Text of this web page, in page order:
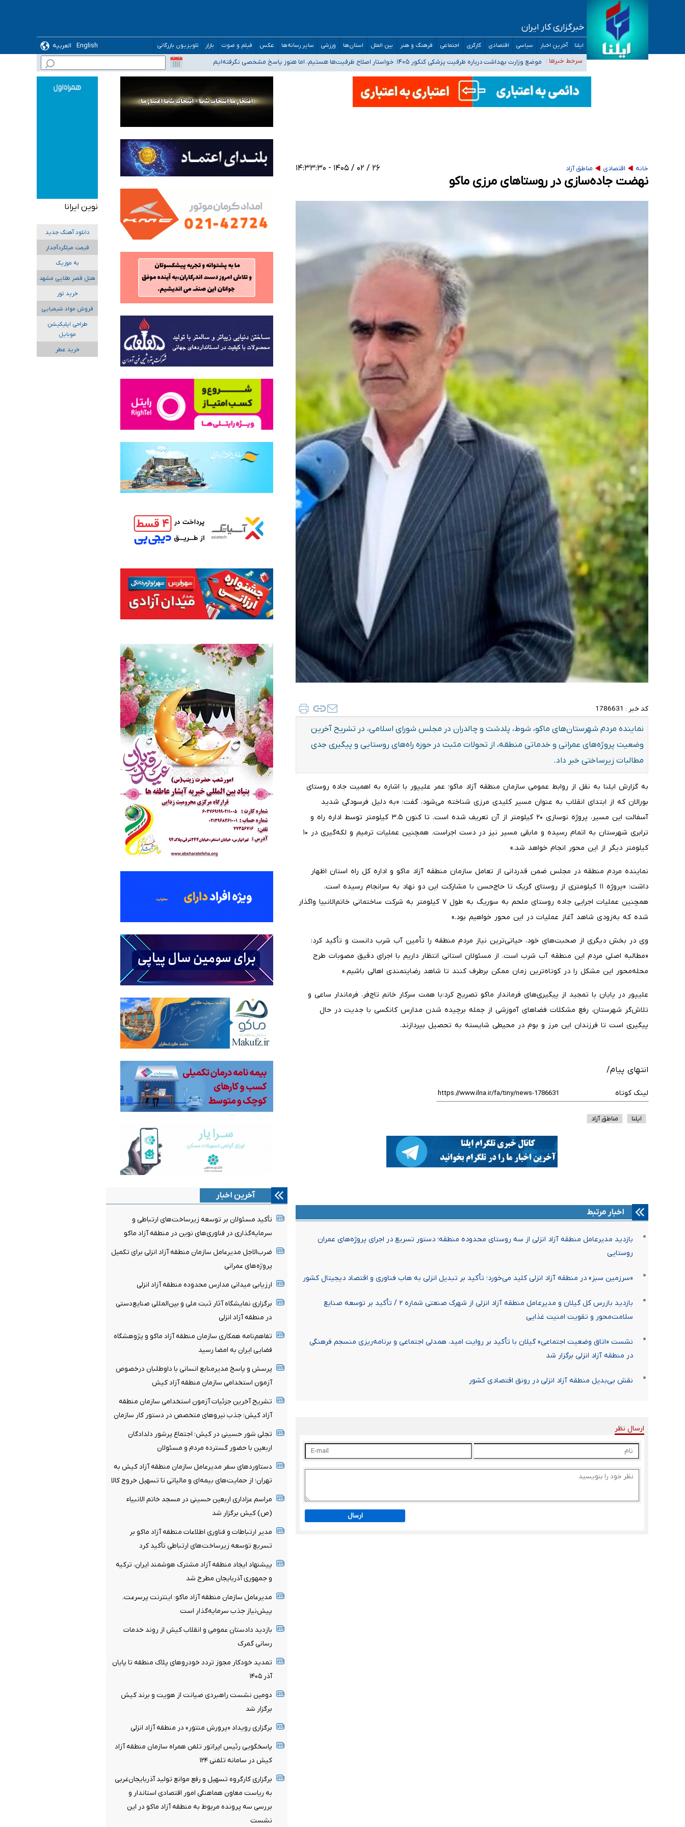
خبرگزاری کار ایران
ایلنا آخرین اخبار سیاسی اقتصادی کارگری اجتماعی فرهنگ و هنر بین الملل استان‌ها ورزشی سایر رسانه‌ها عکس فیلم و صوت بازار تلویزیون بازرگانی English
العربیه
سرخط خبرها :
۴۰ تا ۵۰ روز گرمای نسبی در پیش داریم/ دمای تهران به ۳۸ درجه می‌رسد
موضع وزارت بهداشت درباره ظرفیت پزشکی کنکور ۱۴۰۵: خواستار اصلاح ظرفیت‌ها هستیم، اما هنوز پاسخ مشخصی نگرفته‌ایم
تعویق آزمون ورودی دکترای تخصصی فرماندهی صحنه عملیات و دکترای تخصصی جغرافیای نظامی دافوس آجا
خبرنگاران راویان حقیقت با دغدغه نان، مسکن و بیمه
آخرین وضعیت شیوع عفونت‌های تنفسی در کشور/ خوزستان و کرمان بالاتر از آستانه هشدار
خانه اقتصادی مناطق آزاد ۲۶ / ۰۲ / ۱۴۰۵ - ۱۴:۳۳:۳۰
نهضت جاده‌سازی در روستاهای مرزی ماکو
کد خبر : 1786631
نماینده مردم شهرستان‌های ماکو، شوط، پلدشت و چالدران در مجلس شورای اسلامی، در تشریح آخرین
وضعیت پروژه‌های عمرانی و خدماتی منطقه، از تحولات مثبت در حوزه راه‌های روستایی و پیگیری جدی
مطالبات زیرساختی خبر داد.
به گزارش ایلنا به نقل از روابط عمومی سازمان منطقه آزاد ماکو؛ عمر علیپور با اشاره به اهمیت جاده روستای
بورالان که از ابتدای انقلاب به عنوان مسیر کلیدی مرزی شناخته می‌شود، گفت: «به دلیل فرسودگی شدید
آسفالت این مسیر، پروژه نوسازی ۲۰ کیلومتر از آن تعریف شده است. تا کنون ۳.۵ کیلومتر توسط اداره راه و
ترابری شهرستان به اتمام رسیده و مابقی مسیر نیز در دست اجراست. همچنین عملیات ترمیم و لکه‌گیری در ۱۰
کیلومتر دیگر از این محور انجام خواهد شد.»
نماینده مردم منطقه در مجلس ضمن قدردانی از تعامل سازمان منطقه آزاد ماکو و اداره کل راه استان اظهار
داشت: «پروژه ۱۱ کیلومتری از روستای گریک تا حاج‌حسن با مشارکت این دو نهاد به سرانجام رسیده است.
همچنین عملیات اجرایی جاده روستای ملحم به سوریگ به طول ۷ کیلومتر به شرکت ساختمانی خاتم‌الانبیا واگذار
شده که به‌زودی شاهد آغاز عملیات در این محور خواهیم بود.»
وی در بخش دیگری از صحبت‌های خود، حیاتی‌ترین نیاز مردم منطقه را تأمین آب شرب دانست و تأکید کرد:
«مطالبه اصلی مردم این منطقه آب شرب است. از مسئولان استانی انتظار داریم با اجرای دقیق مصوبات طرح
محله‌محور این مشکل را در کوتاه‌ترین زمان ممکن برطرف کنند تا شاهد رضایتمندی اهالی باشیم.»
علیپور در پایان با تمجید از پیگیری‌های فرماندار ماکو تصریح کرد:با همت سرکار خانم تاج‌فر، فرماندار ساعی و
تلاش‌گر شهرستان، رفع مشکلات فضاهای آموزشی از جمله برچیده شدن مدارس کانکسی با جدیت در حال
پیگیری است تا فرزندان این مرز و بوم در محیطی شایسته به تحصیل بپردازند.
انتهای پیام/
لینک کوتاه
ایلنا مناطق آزاد
اخبار مرتبط
بازدید مدیرعامل منطقه آزاد انزلی از سه روستای محدوده منطقه؛ دستور تسریع در اجرای پروژه‌های عمران
روستایی
«سرزمین سبز» در منطقه آزاد انزلی کلید می‌خورد؛ تأکید بر تبدیل انزلی به هاب فناوری و اقتصاد دیجیتال کشور
بازدید بازرس کل گیلان و مدیرعامل منطقه آزاد انزلی از شهرک صنعتی شماره ۲ / تأکید بر توسعه صنایع
سلامت‌محور و تقویت امنیت غذایی
نشست «اتاق وضعیت اجتماعی» گیلان با تأکید بر روایت امید، همدلی اجتماعی و برنامه‌ریزی منسجم فرهنگی
در منطقه آزاد انزلی برگزار شد
نقش بی‌بدیل منطقه آزاد انزلی در رونق اقتصادی کشور
ارسال نظر
ارسال
آخرین اخبار
تأکید مسئولان بر توسعه زیرساخت‌های ارتباطی و
سرمایه‌گذاری در فناوری‌های نوین در منطقه آزاد ماکو
ضرب‌الاجل مدیرعامل سازمان منطقه آزاد انزلی برای تکمیل
پروژه‌های عمرانی
ارزیابی میدانی مدارس محدوده منطقه آزاد انزلی
برگزاری نمایشگاه آثار ثبت ملی و بین‌المللی صنایع‌دستی
در منطقه آزاد انزلی
تفاهم‌نامه همکاری سازمان منطقه آزاد ماکو و پژوهشگاه
فضایی ایران به امضا رسید
پرسش و پاسخ مدیرمنابع انسانی با داوطلبان درخصوص
آزمون استخدامی سازمان منطقه آزاد کیش
تشریح آخرین جزئیات آزمون استخدامی سازمان منطقه
آزاد کیش؛ جذب نیروهای متخصص در دستور کار سازمان
تجلی شور حسینی در کیش؛ اجتماع پرشور دلدادگان
اربعین با حضور گسترده مردم و مسئولان
دستاوردهای سفر مدیرعامل سازمان منطقه آزاد کیش به
تهران؛ از حمایت‌های بیمه‌ای و مالیاتی تا تسهیل خروج کالا
مراسم عزاداری اربعین حسینی در مسجد خاتم ‌الانبیاء
(ص) کیش برگزار شد
مدیر ارتباطات و فناوری اطلاعات منطقه آزاد ماکو بر
تسریع توسعه زیرساخت‌های ارتباطی تأکید کرد
پیشنهاد ایجاد منطقه آزاد مشترک هوشمند ایران، ترکیه
و جمهوری آذربایجان مطرح شد
مدیرعامل سازمان منطقه آزاد ماکو: اینترنت پرسرعت،
پیش‌نیاز جذب سرمایه‌گذار است
بازدید دادستان عمومی و انقلاب کیش از روند خدمات
رسانی گمرک
تمدید خودکار مجوز تردد خودروهای پلاک منطقه تا پایان
آذر ۱۴۰۵
دومین نشست راهبردی صیانت از هویت و برند کیش
برگزار شد
برگزاری رویداد «پرورش منتور» در منطقه آزاد انزلی
پاسخگویی رئیس اپراتور تلفن همراه سازمان منطقه آزاد
کیش در سامانه تلفنی ۱۲۴
برگزاری کارگروه تسهیل و رفع موانع تولید آذربایجان‌غربی
به ریاست معاون هماهنگی امور اقتصادی استاندار و
بررسی سه پرونده مربوط به منطقه آزاد ماکو در این
نشست
نوین ایرانا
دانلود آهنگ جدید
قیمت میلگردآجدار
به موزیک
هتل قصر طلایی مشهد
خرید تور
فروش مواد شیمیایی
طراحی اپلیکیشن
موبایل
خرید عطر